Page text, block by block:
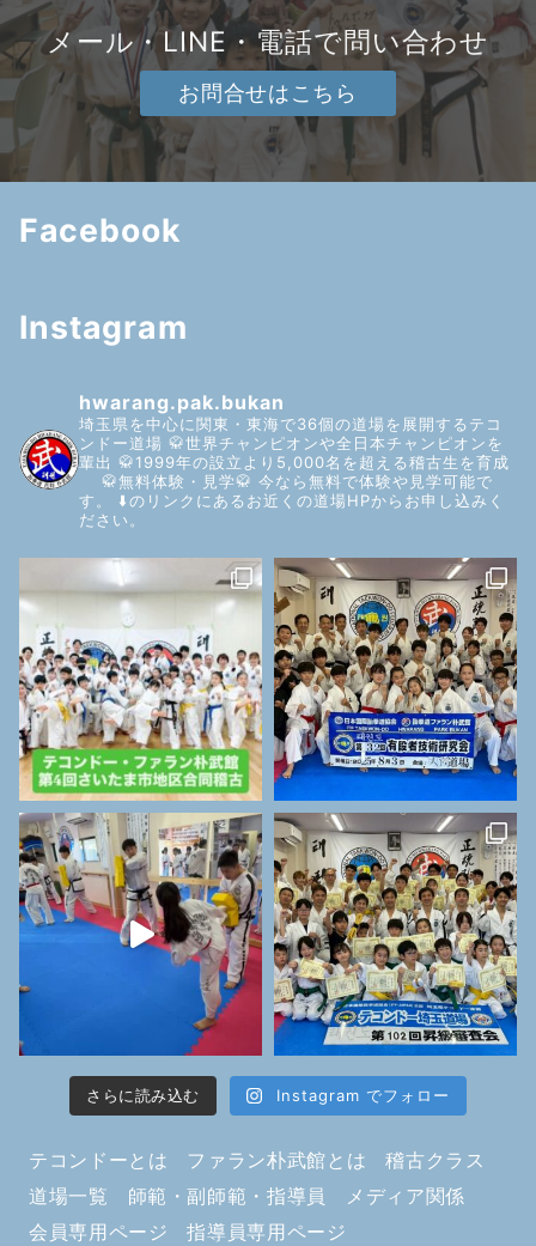
メール・LINE・電話で問い合わせ
お問合せはこちら
Facebook
Instagram
hwarang.pak.bukan
埼玉県を中心に関東・東海で36個の道場を展開するテコ
ンドー道場 🥋世界チャンピオンや全日本チャンピオンを
輩出 🥋1999年の設立より5,000名を超える稽古生を育成
🥋無料体験・見学🥋 今なら無料で体験や見学可能で
す。
⬇️のリンクにあるお近くの道場HPからお申し込みく
ださい。
さらに読み込む Instagram でフォロー
テコンドーとは ファラン朴武館とは
稽古クラス
道場一覧
師範・副師範・指導員
メディア関係
会員専用ページ
指導員専用ページ